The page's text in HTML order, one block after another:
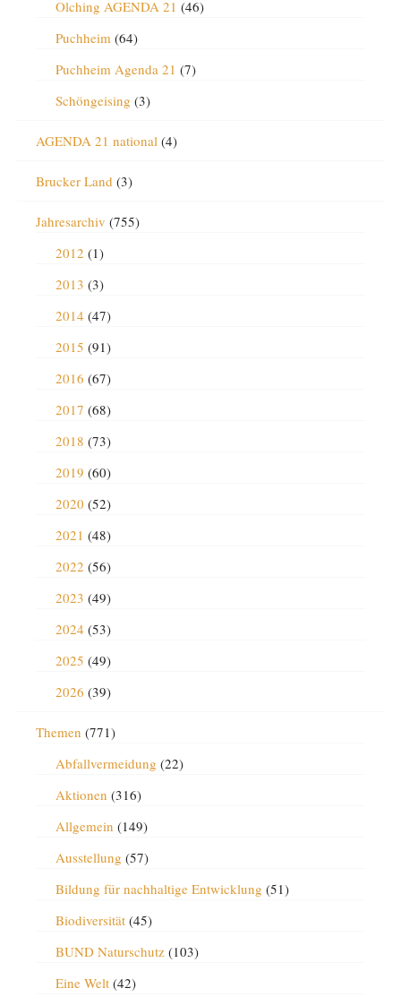
Olching AGENDA 21 (46)
Puchheim(64)
Puchheim Agenda 21 (7)
Schöngeising (3)
AGENDA 21 national(4)
Brucker Land (3)
Jahresarchiv (755)
2012 (1)
2013 (3)
2014 (47)
2015 (91)
2016 (67)
2017 (68)
2018 (73)
2019 (60)
2020 (52)
2021 (48)
2022 (56)
2023 (49)
2024 (53)
2025 (49)
2026 (39)
Themen (771)
Abfallvermeidung (22)
Aktionen (316)
Allgemein (149)
Ausstellung (57)
Bildung für nachhaltige Entwicklung (51)
Biodiversität(45)
BUND Naturschutz(103)
Eine Welt(42)